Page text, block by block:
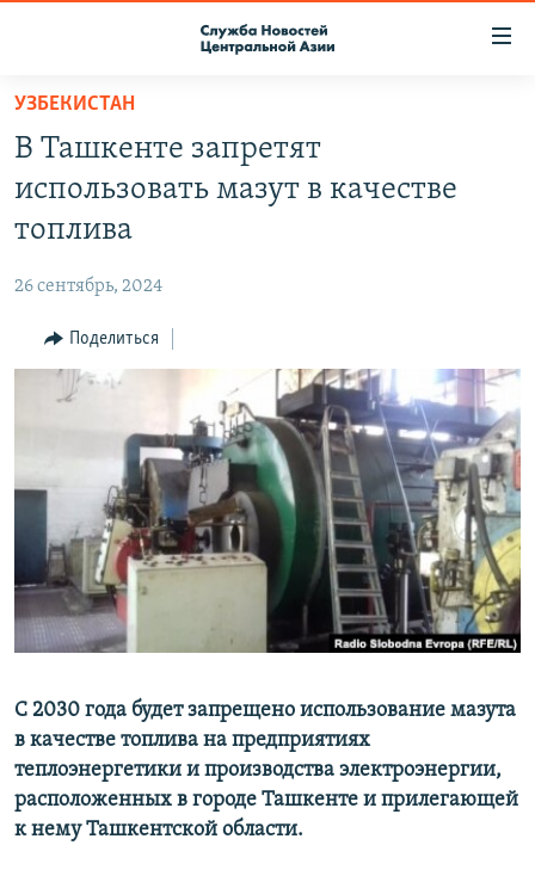
Вернуться
основному
содержанию
главной
навигации
Вернутся
поиску
НАСТОЯЩЕЕ ВРЕМЯ
МИГРАНТ МЕДИА
УЗБЕКИСТАН
В Ташкенте запретят
использовать мазут в качестве
топлива
26 сентябрь, 2024
Поделиться
С 2030 года будет запрещено использование мазута
в качестве топлива на предприятиях
теплоэнергетики и производства электроэнергии,
расположенных в городе Ташкенте и прилегающей
к нему Ташкентской области.